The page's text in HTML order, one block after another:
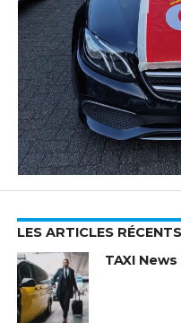
LES ARTICLES RÉCENTS
TAXI